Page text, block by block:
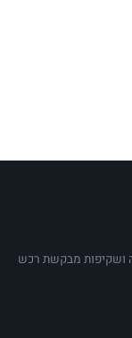
ושקיפות מבקשת רכש